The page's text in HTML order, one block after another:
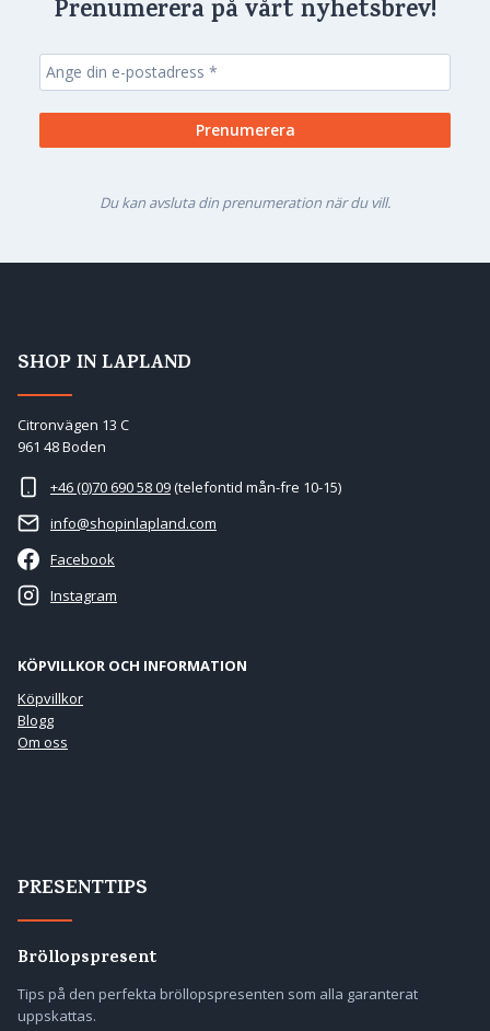
Prenumerera på vårt nyhetsbrev!
Du kan avsluta din prenumeration när du vill.
SHOP IN LAPLAND
Citronvägen 13 C
961 48 Boden
+46 (0)70 690 58 09(telefontid mån-fre 10-15)
info@shopinlapland.com
Facebook
Instagram
KÖPVILLKOR OCH INFORMATION
Köpvillkor
Blogg
Om oss
PRESENTTIPS
Bröllopspresent
Tips på den perfekta bröllopspresenten som alla garanterat
uppskattas.